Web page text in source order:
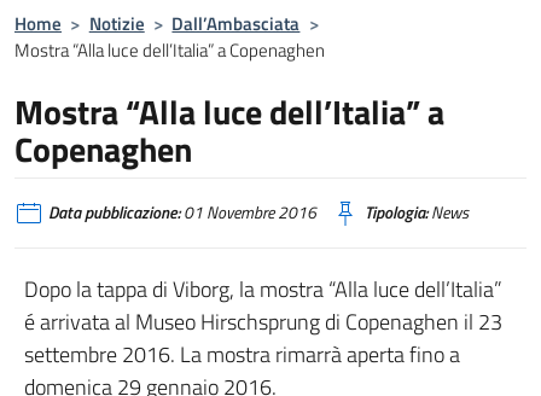
Home > Notizie > Dall’Ambasciata >
Mostra “Alla luce dell’Italia” a Copenaghen
Mostra “Alla luce dell’Italia” a
Copenaghen
Data pubblicazione:01 Novembre 2016 Tipologia:News
Dopo la tappa di Viborg, la mostra “Alla luce dell’Italia”
é arrivata al Museo Hirschsprung di Copenaghen il 23
settembre 2016. La mostra rimarrà aperta fino a
domenica 29 gennaio 2016.